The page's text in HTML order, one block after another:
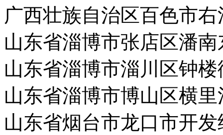
广西壮族自治区百色市右
山东省淄博市张店区潘南
山东省淄博市淄川区钟
山东省淄博市博山区横里
山东省烟台市龙口市开